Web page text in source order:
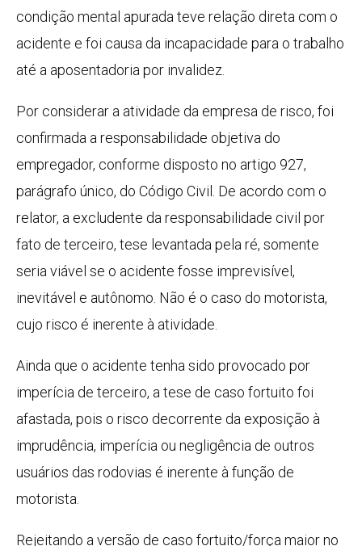
condição mental apurada teve relação direta com o
acidente e foi causa da incapacidade para o trabalho
até a aposentadoria por invalidez.
Por considerar a atividade da empresa de risco, foi
confirmada a responsabilidade objetiva do
empregador, conforme disposto no artigo 927,
parágrafo único, do Código Civil. De acordo com o
relator, a excludente da responsabilidade civil por
fato de terceiro, tese levantada pela ré, somente
seria viável se o acidente fosse imprevisível,
inevitável e autônomo. Não é o caso do motorista,
cujo risco é inerente à atividade.
Ainda que o acidente tenha sido provocado por
imperícia de terceiro, a tese de caso fortuito foi
afastada, pois o risco decorrente da exposição à
imprudência, imperícia ou negligência de outros
usuários das rodovias é inerente à função de
motorista.
Rejeitando a versão de caso fortuito/força maior no